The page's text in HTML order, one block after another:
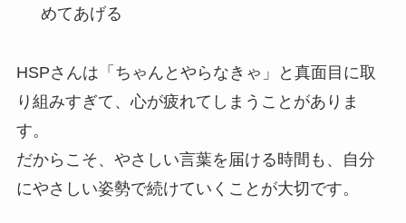
めてあげる
HSPさんは「ちゃんとやらなきゃ」と真面目に取
り組みすぎて、心が疲れてしまうことがありま
す。
だからこそ、やさしい言葉を届ける時間も、自分
にやさしい姿勢で続けていくことが大切です。